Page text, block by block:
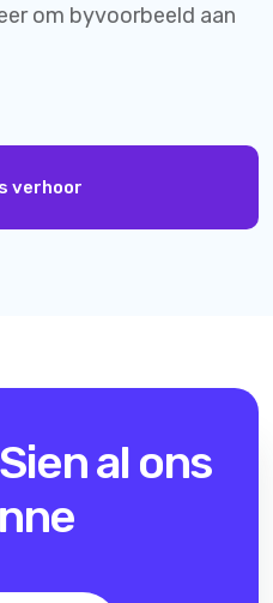
om byvoorbeeld aan
verhoor
Sien al ons